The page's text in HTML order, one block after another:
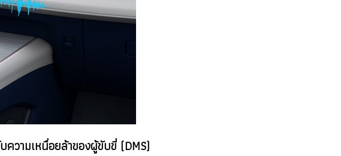
วามเหนื่อยล้าของผู้ขับขี่ (DMS)